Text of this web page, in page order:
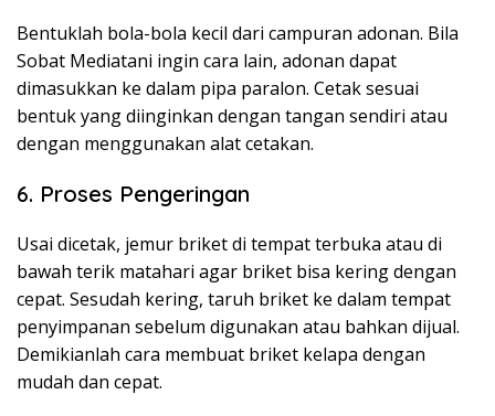
Bentuklah bola-bola kecil dari campuran adonan. Bila
Sobat Mediatani ingin cara lain, adonan dapat
dimasukkan ke dalam pipa paralon. Cetak sesuai
bentuk yang diinginkan dengan tangan sendiri atau
dengan menggunakan alat cetakan.
6. Proses Pengeringan
Usai dicetak, jemur briket di tempat terbuka atau di
bawah terik matahari agar briket bisa kering dengan
cepat. Sesudah kering, taruh briket ke dalam tempat
penyimpanan sebelum digunakan atau bahkan dijual.
Demikianlah cara membuat briket kelapa dengan
mudah dan cepat.